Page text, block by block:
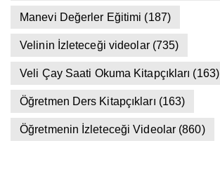
Manevi Değerler Eğitimi (187)
Velinin İzleteceği videolar(735)
Veli Çay Saati Okuma Kitapçıkları (163)
Öğretmen Ders Kitapçıkları (163)
Öğretmenin İzleteceği Videolar (860)